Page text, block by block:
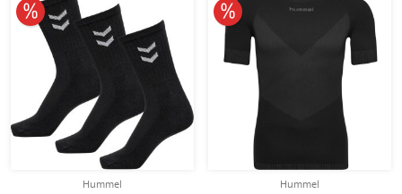
Hummel
10% reduziert
Hummel
10% reduziert